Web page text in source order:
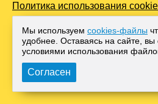
Политика использования
© 2016-2026 Все права защищены.
Любое копирование материалов и
Интернет, либо печатных изданиях
Администрацией проекта,
Мы используем cookies-файлы
удобнее. Оставаясь на сайте, вы
условиями использования
Согласен